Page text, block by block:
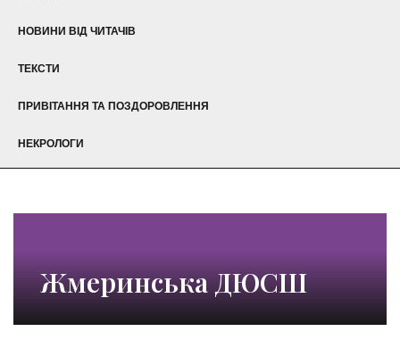
НОВИНИ ВІД ЧИТАЧІВ
ТЕКСТИ
ПРИВІТАННЯ ТА ПОЗДОРОВЛЕННЯ
НЕКРОЛОГИ
Жмеринська ДЮСШ